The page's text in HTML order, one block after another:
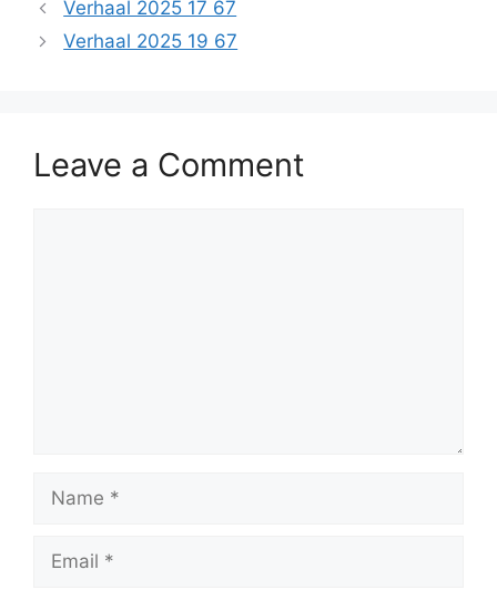
Verhaal 2025 17 67
Verhaal 2025 19 67
Leave a Comment
Name
Email